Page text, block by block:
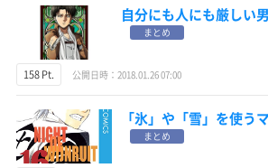
自分にも人にも厳しい
まとめ
158 Pt. 公開日時：2018.01.26 07:00
「氷」や「雪」を使う
まとめ